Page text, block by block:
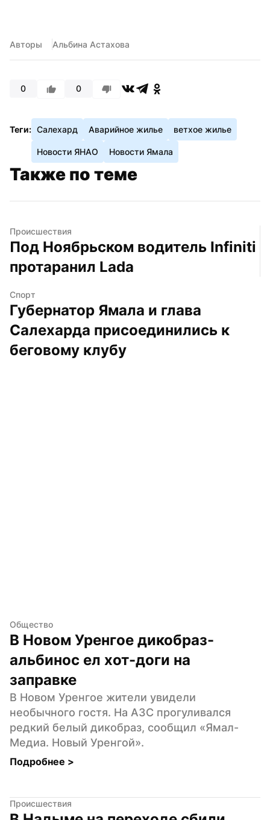
Авторы Альбина Астахова
0 0
Теги: Салехард Аварийное жилье ветхое жилье
Новости ЯНАО Новости Ямала
Также по теме
Происшествия
Под Ноябрьском водитель Infiniti
протаранил Lada
Спорт
Губернатор Ямала и глава
Салехарда присоединились к
беговому клубу
Общество
В Новом Уренгое дикобраз-
альбинос ел хот-доги на
заправке
В Новом Уренгое жители увидели
необычного гостя. На АЗС прогуливался
редкий белый дикобраз, сообщил «Ямал-
Медиа. Новый Уренгой».
Подробнее >
Происшествия